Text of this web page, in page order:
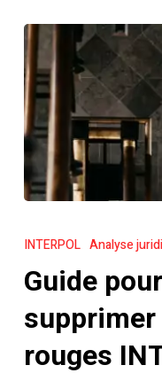
pour
et
supprimer
notices
INTERPOL Analyse
Guide
rouges